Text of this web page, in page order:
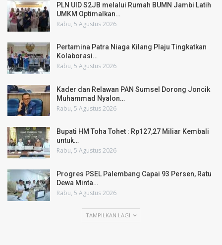
PLN UID S2JB melalui Rumah BUMN Jambi Latih
UMKM Optimalkan…
Rabu, 5 Agustus 2026
Pertamina Patra Niaga Kilang Plaju Tingkatkan
Kolaborasi…
Rabu, 5 Agustus 2026
Kader dan Relawan PAN Sumsel Dorong Joncik
Muhammad Nyalon…
Rabu, 5 Agustus 2026
Bupati HM Toha Tohet : Rp127,27 Miliar Kembali
untuk…
Rabu, 5 Agustus 2026
Progres PSEL Palembang Capai 93 Persen, Ratu
Dewa Minta…
Rabu, 5 Agustus 2026
TAMPILKAN LAGI